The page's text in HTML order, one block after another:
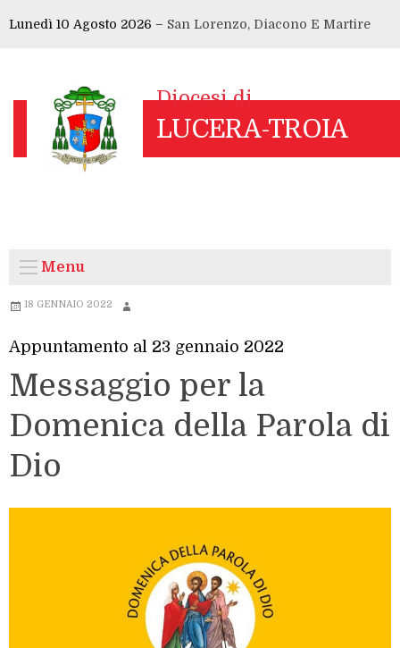
toLunedì 10 Agosto 2026 – San Lorenzo, Diacono E Martire
Menu
18 GENNAIO 2022
Appuntamento al 23 gennaio 2022
Messaggio per la
Domenica della Parola di
Dio